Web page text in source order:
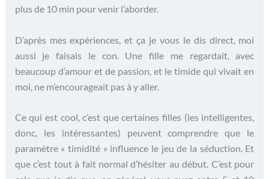
plus de 10 min pour venir l’aborder.
D’après mes expériences, et ça je vous le dis direct, moi
aussi je faisais le con. Une fille me regardait, avec
beaucoup d’amour et de passion, et le timide qui vivait en
moi, ne m’encourageait pas à y aller.
Ce qui est cool, c’est que certaines filles (les intelligentes,
donc, les intéressantes) peuvent comprendre que le
paramètre « timidité » influence le jeu de la séduction. Et
que c’est tout à fait normal d’hésiter au début. C’est pour